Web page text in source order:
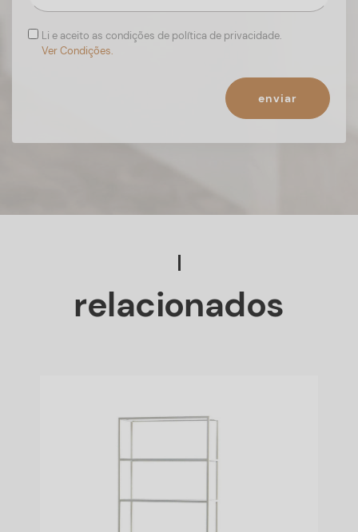
Li e aceito as condições de política de privacidade.
Ver Condições.
enviar
relacionados